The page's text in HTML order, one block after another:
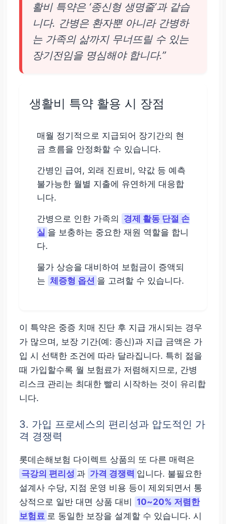
활비 특약은 ‘종신형 생명줄’과 같습
니다. 간병은 환자뿐 아니라 간병하
는 가족의 삶까지 무너뜨릴 수 있는
장기전임을 명심해야 합니다.”
생활비 특약 활용 시 장점
매월 정기적으로 지급되어 장기간의 현
금 흐름을 안정화할 수 있습니다.
간병인 급여, 외래 진료비, 약값 등 예측
불가능한 월별 지출에 유연하게 대응합
니다.
간병으로 인한 가족의
경제 활동 단절 손
실 을 보충하는 중요한 재원 역할을 합니
다.
물가 상승을 대비하여 보험금이 증액되
는 체증형 옵션 을 고려할 수 있습니다.
이 특약은 중증 치매 진단 후 지급 개시되는 경우
가 많으며, 보장 기간(예: 종신)과 지급 금액은 가
입 시 선택한 조건에 따라 달라집니다. 특히 젊을
때 가입할수록 월 보험료가 저렴해지므로, 간병
리스크 관리는 최대한 빨리 시작하는 것이 유리합
니다.
3. 가입 프로세스의 편리성과 압도적인 가
격 경쟁력
롯데손해보험 다이렉트 상품의 또 다른 매력은
극강의 편리성 과 가격 경쟁력 입니다. 불필요한
설계사 수당, 지점 운영 비용 등이 제외되면서 통
상적으로 일반 대면 상품 대비 10~20% 저렴한
보험료 로 동일한 보장을 설계할 수 있습니다. 시